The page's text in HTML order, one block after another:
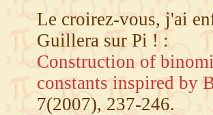
Le croirez-vous, j'ai
Guillera sur Pi ! :
Construction of
constants inspired by
7(2007), 237-246.